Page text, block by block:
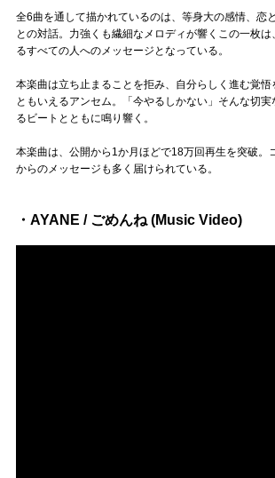
全6曲を通して描かれているのは、等身大の感情、恋
との対話。力強くも繊細なメロディが響くこの一枚は
るすべての人へのメッセージとなっている。
本楽曲は立ち止まることを拒み、自分らしく進む覚悟
ともいえるアンセム。「今やるしかない」そんな切
るビートとともに鳴り響く。
本楽曲は、公開から1か月ほどで18万回再生を突破。
からのメッセージも多く届けられている。
・AYANE / ごめんね (Music Video)